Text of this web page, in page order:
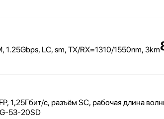
1.25Gbps, LC, sm, TX/RX=1310/1550nm, 3km
1,25Гбит/с, разъём SC, рабочая длина
53-20SD